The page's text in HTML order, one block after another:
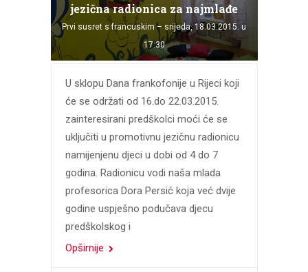
jezična radionica za najmlađe
Prvi susret s francuskim – srijeda, 18.03.2015. u
17:30
U sklopu Dana frankofonije u Rijeci koji
će se održati od 16.do 22.03.2015.
zainteresirani predškolci moći će se
uključiti u promotivnu jezičnu radionicu
namijenjenu djeci u dobi od 4 do 7
godina. Radionicu vodi naša mlada
profesorica Dora Persić koja već dvije
godine uspješno podučava djecu
predškolskog i
Opširnije